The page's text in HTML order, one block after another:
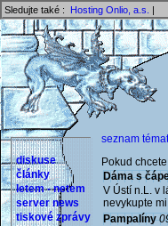
Sledujte také : Hosting Onlio, a.s. |
diskuse
články
letem - netem
server news
tiskové zprávy
seznam témat
Pokud
Dáma s
V Ústí n.L. v
nevykupte
Pampalíny